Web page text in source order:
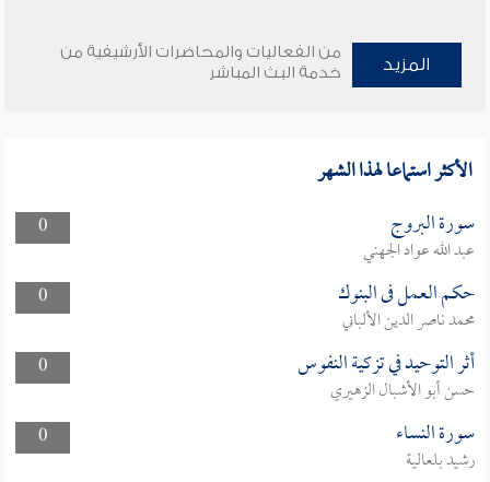
المزيد
من الفعاليات والمحاضرات الأرشيفية من
خدمة البث المباشر
الأكثر استماعا لهذا الشهر
0 سورة البروج
عبد الله عواد الجهني
0
حكم العمل فى البنوك
محمد ناصر الدين الألباني
0
أثر التوحيد في تزكية النفوس
حسن أبو الأشبال الزهيري
0
سورة النساء
رشيد بلعالية